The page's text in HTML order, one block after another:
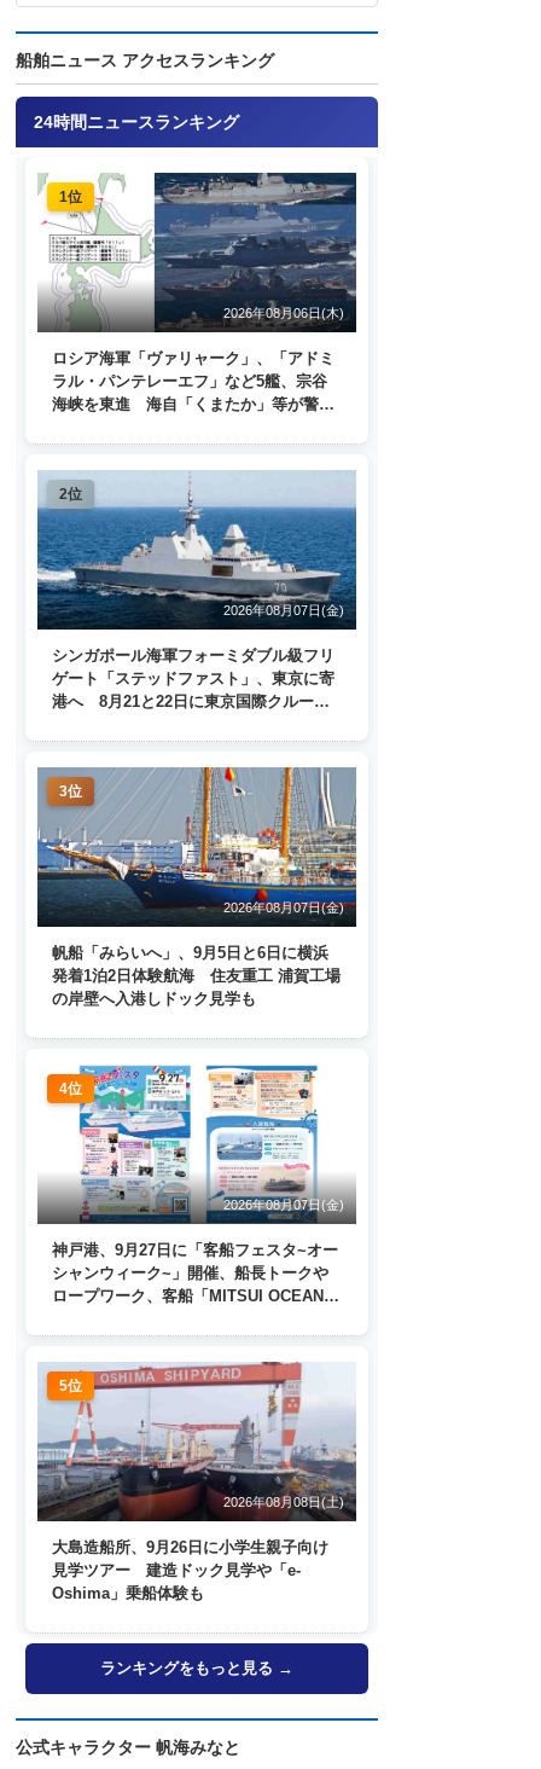
船舶ニュース アクセスランキング
24時間ニュースランキング
1位
2026年08月06日(木)
ロシア海軍「ヴァリャーク」、「アドミ
ラル・パンテレーエフ」など5艦、宗谷
海峡を東進 海自「くまたか」等が警戒
2位
2026年08月07日(金)
シンガポール海軍フォーミダブル級フリ
ゲート「ステッドファスト」、東京に寄
港へ 8月21と22日に東京国際クルーズ
3位
2026年08月07日(金)
帆船「みらいへ」、9月5日と6日に横浜
発着1泊2日体験航海 住友重工 浦賀工場
の岸壁へ入港しドック見学も
4位
2026年08月07日(金)
神戸港、9月27日に「客船フェスタ~オー
シャンウィーク~」開催、船長トークや
ロープワーク、客船「MITSUI OCEAN
5位
2026年08月08日(土)
大島造船所、9月26日に小学生親子向け
見学ツアー 建造ドック見学や「e-
Oshima」乗船体験も
ランキングをもっと見る →
公式キャラクター 帆海みなと